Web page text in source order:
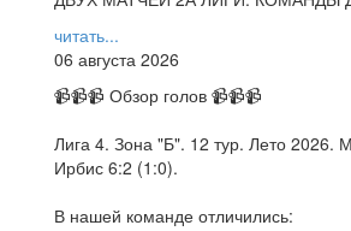
читать...
06 августа 2026
📹📹📹 Обзор голов 📹📹📹
Лига 4. Зона "Б". 12 тур. Лето 2026.
Ирбис 6:2 (1:0).
В нашей команде отличились: